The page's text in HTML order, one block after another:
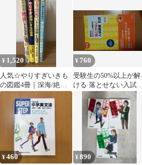
¥ 1,520
人気☆やりすぎいきも
の図鑑4冊｜深海/絶滅/
アスリート動物/やりす
ぎいきもの
¥ 760
受験生の50%以上が解
ける 落とせない入試問
題 社会 改訂版（旺文
¥460 ¥890